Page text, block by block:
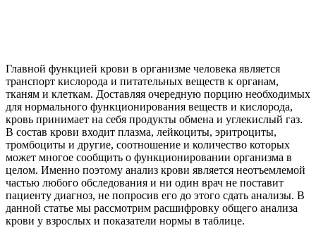
Главной функцией крови в организме человека является
транспорт кислорода и питательных веществ к органам,
тканям и клеткам. Доставляя очередную порцию необходимых
для нормального функционирования веществ и кислорода,
кровь принимает на себя продукты обмена и углекислый газ.
В состав крови входит плазма, лейкоциты, эритроциты,
тромбоциты и другие, соотношение и количество которых
может многое сообщить о функционировании организма в
целом. Именно поэтому анализ крови является неотъемлемой
частью любого обследования и ни один врач не поставит
пациенту диагноз, не попросив его до этого сдать анализы. В
данной статье мы рассмотрим расшифровку общего анализа
крови у взрослых и показатели нормы в таблице.